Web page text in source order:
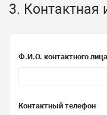
3.
Ф.И.О. контактного лица
Контактный телефон